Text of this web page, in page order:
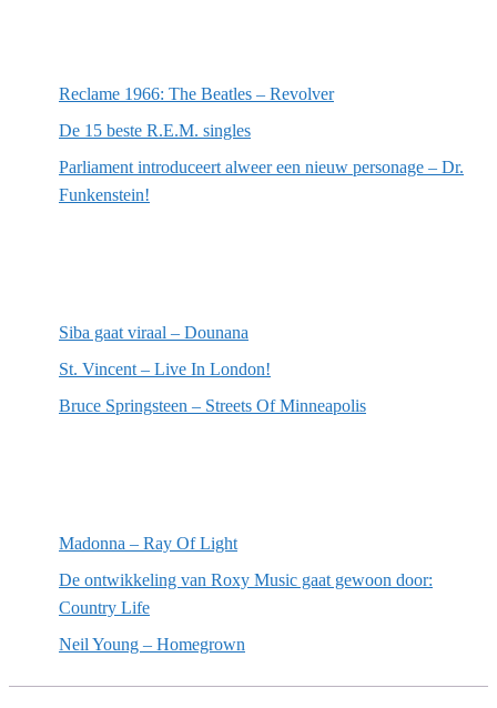
Reclame 1966: The Beatles – Revolver
De 15 beste R.E.M. singles
Parliament introduceert alweer een nieuw personage – Dr.
Funkenstein!
Siba gaat viraal – Dounana
St. Vincent – Live In London!
Bruce Springsteen – Streets Of Minneapolis
Madonna – Ray Of Light
De ontwikkeling van Roxy Music gaat gewoon door:
Country Life
Neil Young – Homegrown